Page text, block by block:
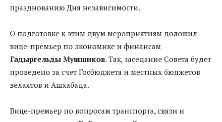
празднованию Дня независимости.
О подготовке к этим двум мероприятиям доложил
вице-премьер по экономике и финансам
Гадыргельды Мушшиков. Так, заседание Совета будет
проведено за счет Госбюджета и местных бюджетов
велаятов и Ашхабада.
Вице-премьер по вопросам транспорта, связи и